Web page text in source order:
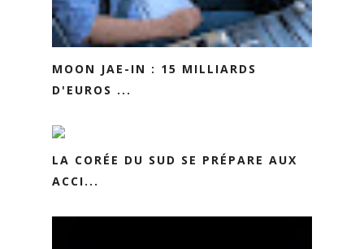
MOON JAE-IN : 15 MILLIARDS
D'EUROS ...
LA CORÉE DU SUD SE PRÉPARE AUX
ACCI...